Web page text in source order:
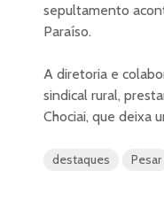
sepultamento
Paraíso.
A diretoria e
sindical rural,
Chociai, que deixa
destaques Pesar